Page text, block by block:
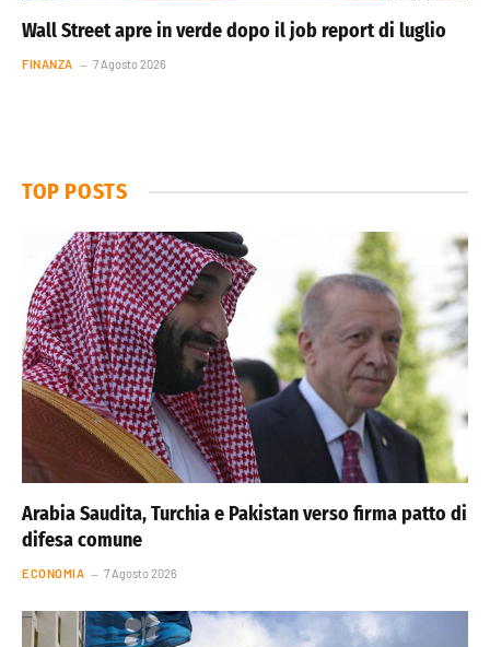
Wall Street apre in verde dopo il job report di luglio
FINANZA 7 Agosto 2026
TOP POSTS
Arabia Saudita, Turchia e Pakistan verso firma patto di
difesa comune
ECONOMIA 7 Agosto 2026